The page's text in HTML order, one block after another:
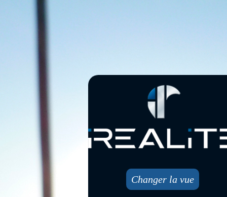
Changer la vue